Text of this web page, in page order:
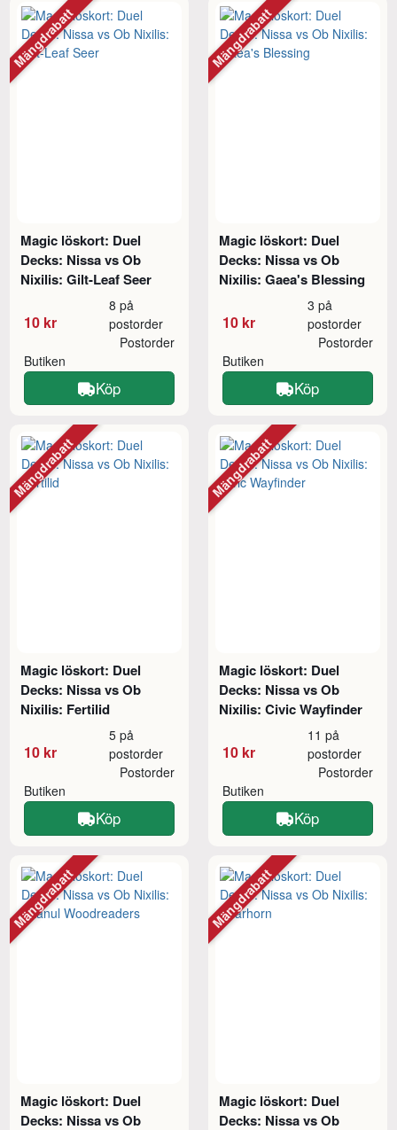
Magic löskort: Duel
Decks: Nissa vs Ob
Nixilis: Gilt-Leaf Seer
10 kr
8 på
postorder
Butiken
Postorder
Köp
Mängdrabatt
Magic löskort: Duel
Decks: Nissa vs Ob
Nixilis: Gaea's Blessing
10 kr
3 på
postorder
Butiken
Postorder
Köp
Mängdrabatt
Magic löskort: Duel
Decks: Nissa vs Ob
Nixilis: Fertilid
10 kr
5 på
postorder
Butiken
Postorder
Köp
Mängdrabatt
Magic löskort: Duel
Decks: Nissa vs Ob
Nixilis: Civic Wayfinder
10 kr
11 på
postorder
Butiken
Postorder
Köp
Mängdrabatt
Magic löskort: Duel
Decks: Nissa vs Ob
Mängdrabatt
Magic löskort: Duel
Decks: Nissa vs Ob
Mängdrabatt